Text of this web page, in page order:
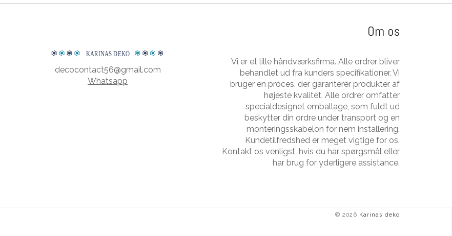
KARINAS DEKO
decocontact56@gmail.com
Whatsapp
Om os
Vi er et lille håndværksfirma. Alle ordrer bliver
behandlet ud fra kunders specifikationer. Vi
bruger en proces, der garanterer produkter af
højeste kvalitet. Alle ordrer omfatter
specialdesignet emballage, som fuldt ud
beskytter din ordre under transport og en
monteringsskabelon for nem installering.
Kundetilfredshed er meget vigtige for os.
Kontakt os venligst, hvis du har spørgsmål eller
har brug for yderligere assistance.
© 2026 Karinas deko